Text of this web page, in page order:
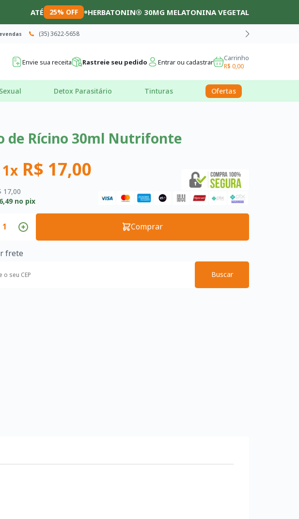
ATÉ 25% OFF HERBATONIN® 30MG MELATONINA VEGETAL
(35) 3622-5658
Envie sua receita Rastreie seu pedido Entrar ou cadastrar Carrinho
R$ 0,00
Detox Parasitário Tinturas Ofertas
de Rícino 30ml Nutrifonte
1x R$ 17,00
17,00
no pix
Comprar
frete
Buscar